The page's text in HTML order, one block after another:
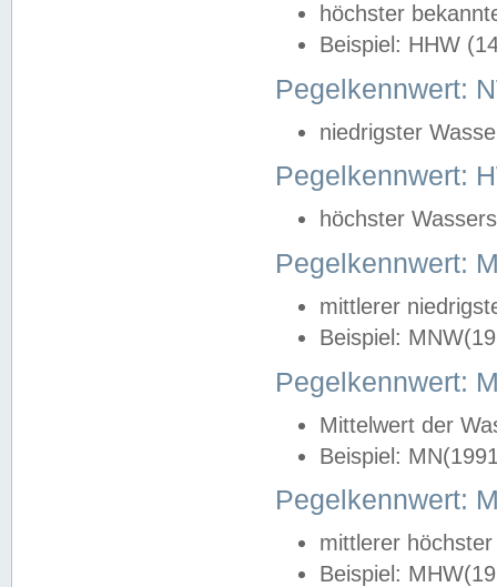
höchster
Beispiel: HHW
Pegelkennwert:
niedrigster
Pegelkennwert:
höchster
Pegelkennwert:
mittlerer
Beispiel:
Pegelkennwert:
Mittelwert der
Beispiel:
Pegelkennwert:
mittlerer
Beispiel: